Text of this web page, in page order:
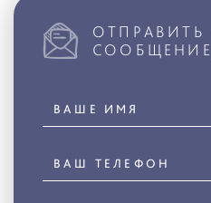
ОТПРАВИТЬ
СООБЩЕНИЕ